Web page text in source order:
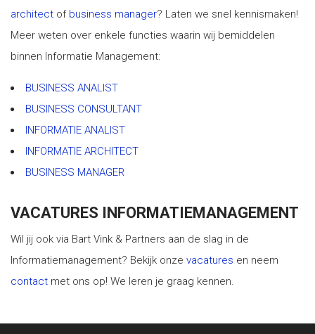
architect of business manager? Laten we snel kennismaken!
Meer weten over enkele functies waarin wij bemiddelen
binnen Informatie Management:
BUSINESS ANALIST
BUSINESS CONSULTANT
INFORMATIE ANALIST
INFORMATIE ARCHITECT
BUSINESS MANAGER
VACATURES INFORMATIEMANAGEMENT
Wil jij ook via Bart Vink & Partners aan de slag in de
Informatiemanagement? Bekijk onze vacatures en neem
contact met ons op! We leren je graag kennen.